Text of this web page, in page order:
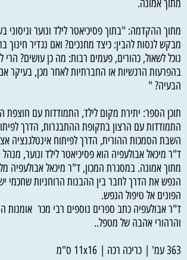
מתוך אמונה.
מתוך ההקדמה: "בתוך פסיכיאטר לילד ונוער וניסוני
מבקש לנסות להבין: כיצד מחנכים? ואם נגדיר חינוך
נוכל לשאול, כהורים, פעמים רבות: מה כן עושים? הרי
בהפרעות הרגשיות או החברתיות לאחר מכן, בעיקר
הבעיה? "
תוכן הספר: יתירת מקום לילד, התמודדות עם חוצפת
התמודדות עם הרצון בתקופת ההתבגרות, הדרך
השבת הסמכות ההורית, הדרך לפיתוח אינטלגנציה
ד"ר מיכאל אבולעפיה הוא פסיכיאטר לילד ונוער, מנהל
מתוך אמונה. במסגרת המכון, ד"ר מיכאל אבולעפיה
הנפש את הדרך לחבר בין ההבנות הרוחניות שחכמי
הפונים אל טיפול הנפש.
ד"ר אבולעפיה כתב ספרים נוספים רבי מכר אומנות
והרהורי אהבה של מטפל..
363 עמ' | כריכה רכה | 11x16 ס"מ